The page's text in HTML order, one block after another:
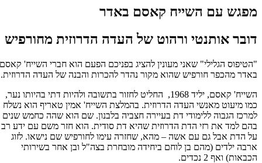
מפגש עם השייח קאסם באדר
דובר אותנטי ורהוט של העדה הדרוזית מחורפיש
"הטיפוס הגלילי" שאני מעונין להציג בפניכם הפעם הוא חברי השייח' קאסם
באדר מהכפר חורפיש שהוא מקור נהדר להכרות והבנה של העדה הדרוזית.
השייח' קאסם, יליד 1968, החליט לחזור בתשובה ולהיות דתי בהיותו נער,
כמו מיעוט מאנשי העדה הדרוזית. בהמלצת השייח' אמין טאריף הוא נשלח
למרכז הגבוה ללימודי דת בעיירה חצביה בלבנון. שם הוא שהה כחמש שנים
בהם למד את רזי הדת הדרוזית שהיא דת סודית. הוא חזר משם עם ידע רב
על הדת אבל גם עם אשה – מהא, שחזרה עימו לחורפיש שם נישאו. לזוג
ארבה ילדים (מהם בן לוחם ביחידה מובחרת בצה"ל ובן אחר בשירותי
הכבאות) ואף 2 נכדים.